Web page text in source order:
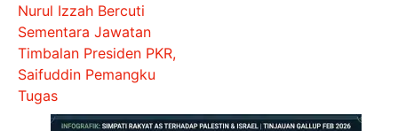
Nurul Izzah Bercuti
Sementara Jawatan
Timbalan Presiden PKR,
Saifuddin Pemangku
Tugas